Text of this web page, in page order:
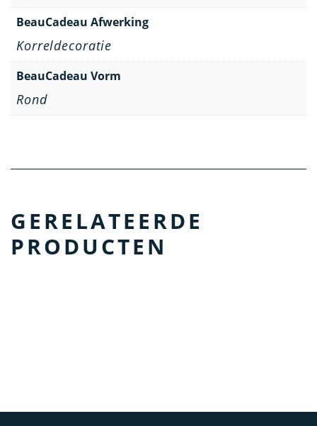
BeauCadeau Afwerking
Korreldecoratie
BeauCadeau Vorm
Rond
GERELATEERDE
PRODUCTEN